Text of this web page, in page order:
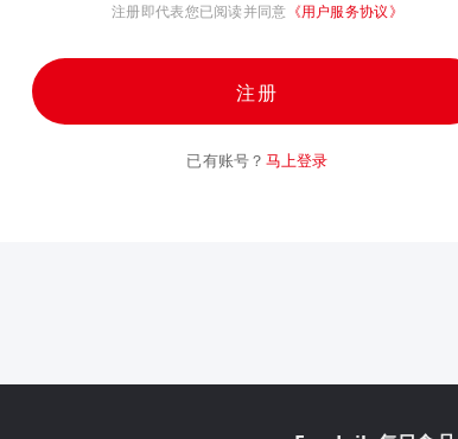
注册即代表您已阅读并同意 《用户服务协议》
注册
已有账号？ 马上登录